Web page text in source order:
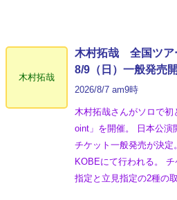
木村拓哉
木村拓哉 全国ツ
8/9（日）一般発売
2026/8/7 am9時
木村拓哉さんがソロで
oint」を開催。 日本公演
チケット一般発売が決定
KOBEにて行われる。
指定と立見指定の2種の